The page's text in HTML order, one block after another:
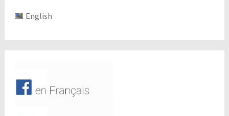
English